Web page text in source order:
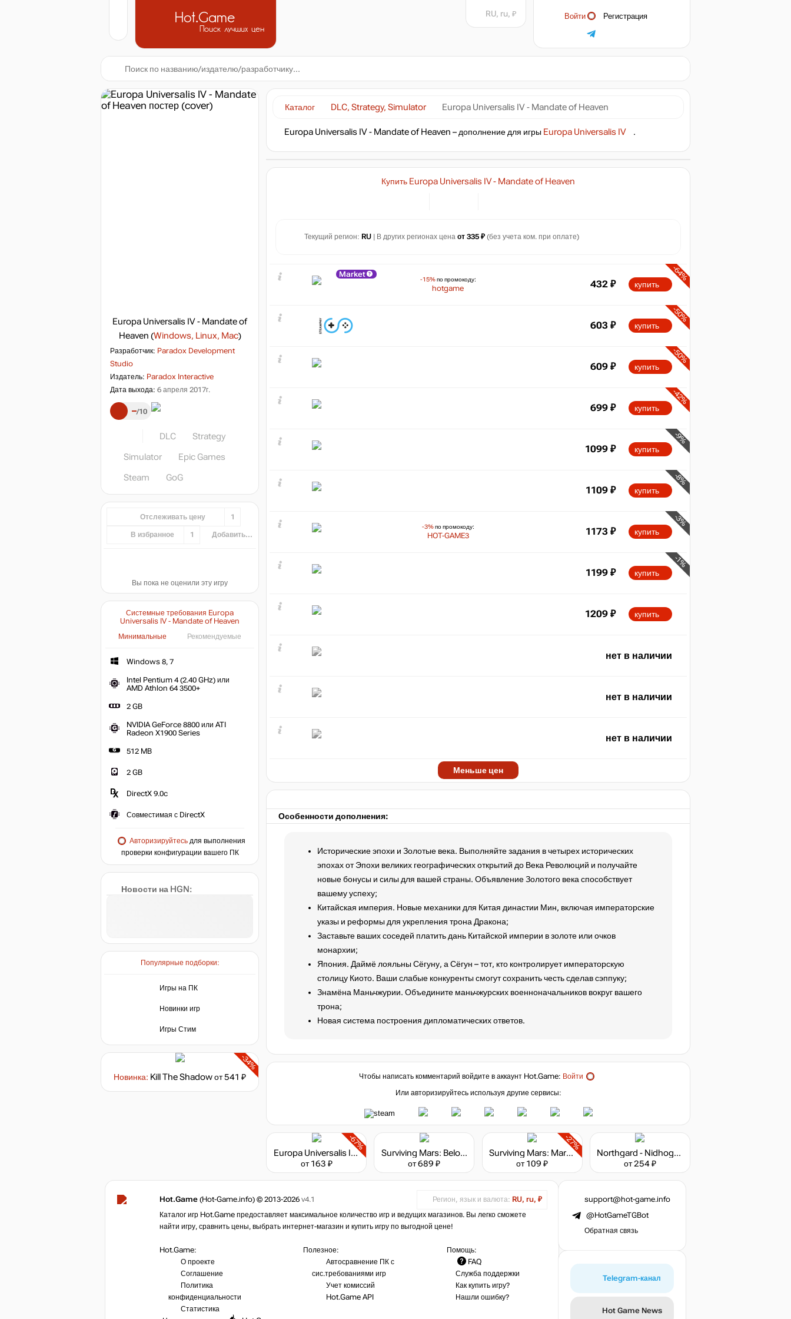
Hot.Game
Поиск лучших цен
Войти Регистрация
RU, ru, ₽
Europa Universalis IV - Mandate of
Heaven (Windows, Linux, Mac)
Разработчик: Paradox Development
Studio
Издатель: Paradox Interactive
Дата выхода: 6 апреля 2017г.
– 10
DLC Strategy
Simulator Epic Games
Steam GoG
Отслеживать цену 1
В избранное 1 Добавить...
Вы пока не оценили эту игру
Системные требования Europa
Universalis IV - Mandate of Heaven
Минимальные
Рекомендуемые
Windows 8, 7
Intel Pentium 4 (2.40 GHz) или
AMD Athlon 64 3500+
2 GB
NVIDIA GeForce 8800 или ATI
Radeon X1900 Series
512 MB
2 GB
DirectX 9.0c
Совместимая с DirectX
Авторизируйтесьдля выполнения
проверки конфигурации вашего ПК
Новости на HGN:
Популярные подборки:
Игры на ПК
Новинки игр
Игры Стим
-34%
Новинка: Kill The Shadowот 541 ₽
Каталог DLC, Strategy, Simulator Europa Universalis IV - Mandate of Heaven
Europa Universalis IV - Mandate of Heaven – дополнение для игры Europa Universalis IV .
Купить Europa Universalis IV - Mandate of Heaven
Текущий регион: RU | В других регионах цена от 335 ₽ (без учета ком. при оплате)
Market
-15%по промокоду:
hotgame
-64%
432 ₽ купить
-50%
603 ₽ купить
-50%
609 ₽ купить
-42%
699 ₽ купить
-9%
1099 ₽ купить
-8%
1109 ₽ купить
-3%по промокоду:
HOT-GAME3
-3%
1173 ₽ купить
-1%
1199 ₽ купить
1209 ₽ купить
нет в наличии
нет в наличии
нет в наличии
Меньше цен
Особенности дополнения:
Исторические эпохи и Золотые века. Выполняйте задания в четырех исторических
эпохах от Эпохи великих географических открытий до Века Революций и получайте
новые бонусы и силы для вашей страны. Объявление Золотого века способствует
вашему успеху;
Китайская империя. Новые механики для Китая династии Мин, включая императорские
указы и реформы для укрепления трона Дракона;
Заставьте ваших соседей платить дань Китайской империи в золоте или очков
монархии;
Япония. Даймё лояльны Сёгуну, а Сёгун – тот, кто контролирует императорскую
столицу Киото. Ваши слабые конкуренты смогут сохранить честь сделав сэппуку;
Знамёна Маньчжурии. Объедините маньчжурских военноначальников вокруг вашего
трона;
Новая система построения дипломатических ответов.
Чтобы написать комментарий войдите в аккаунт Hot.Game: Войти
Или авторизируйтесь используя другие сервисы:
-67%
Europa Universalis IV - Mandate of Heaven Content Pack
от 163 ₽
Surviving Mars: Below and Beyond
от 689 ₽
-27%
Surviving Mars: Marsvision Song Contest
от 109 ₽
Northgard - Nidhogg, Clan of the Dragon
от 254 ₽
Hot.Game (Hot-Game.info) © 2013-2026 v4.1 Регион, язык и валюта: RU, ru, ₽
Каталог игр Hot.Game предоставляет максимальное количество игр и ведущих магазинов. Вы легко сможете
найти игру, сравнить цены, выбрать интернет-магазин и купить игру по выгодной цене!
Hot.Game:
О проекте
Соглашение
Политика
конфиденциальности
Статистика
Полезное:
Автосравнение ПК с
сис.требованиями игр
Учет комиссий
Hot.Game API
Помощь:
FAQ
Служба поддержки
Как купить игру?
Нашли ошибку?
support@hot-game.info
@HotGameTGBot
Обратная связь
Telegram-канал
Hot Game News